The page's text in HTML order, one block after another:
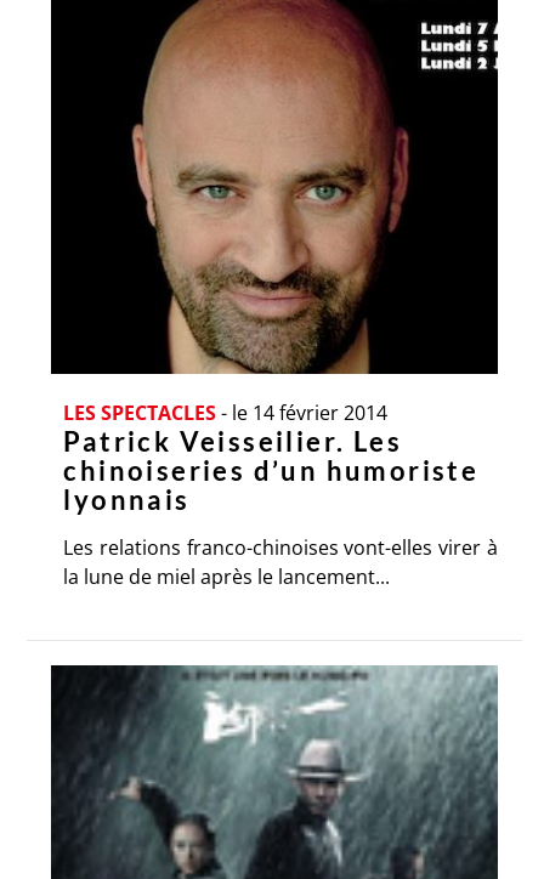
LES SPECTACLES- le 14 février 2014
Patrick Veisseilier. Les
chinoiseries d’un humoriste
lyonnais
Les relations franco-chinoises vont-elles virer à
la lune de miel après le lancement...